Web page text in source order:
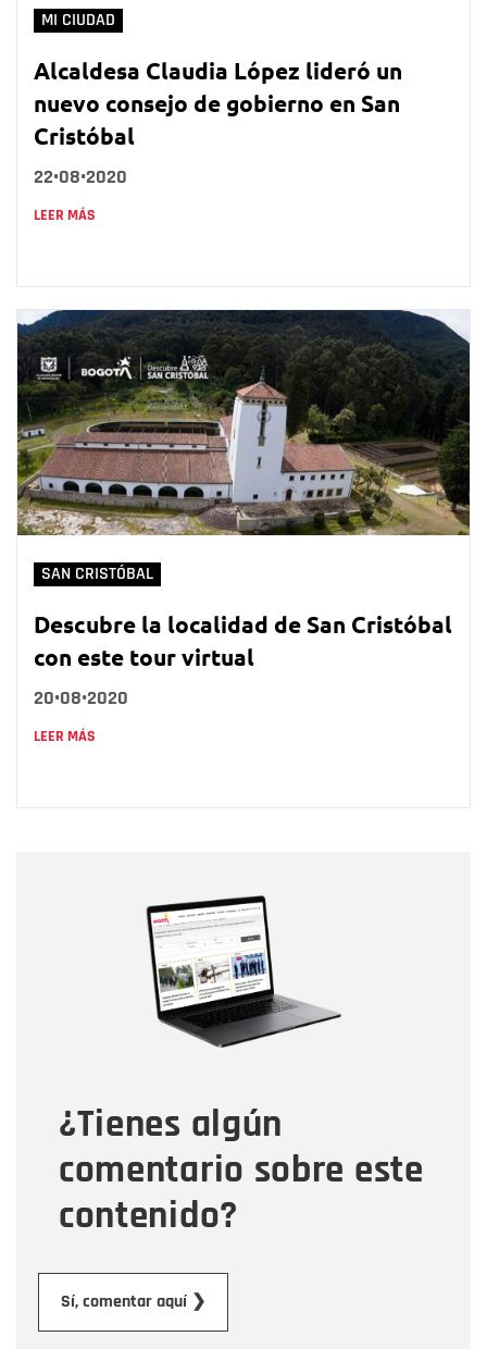
MI CIUDAD
Alcaldesa Claudia López lideró un
nuevo consejo de gobierno en San
Cristóbal
22•08•2020
LEER MÁS
SAN CRISTÓBAL
Descubre la localidad de San Cristóbal
con este tour virtual
20•08•2020
LEER MÁS
¿Tienes algún
comentario sobre este
contenido?
Sí, comentar aquí ❯
Correo electrónico
Tipo de comentario
Mensaje